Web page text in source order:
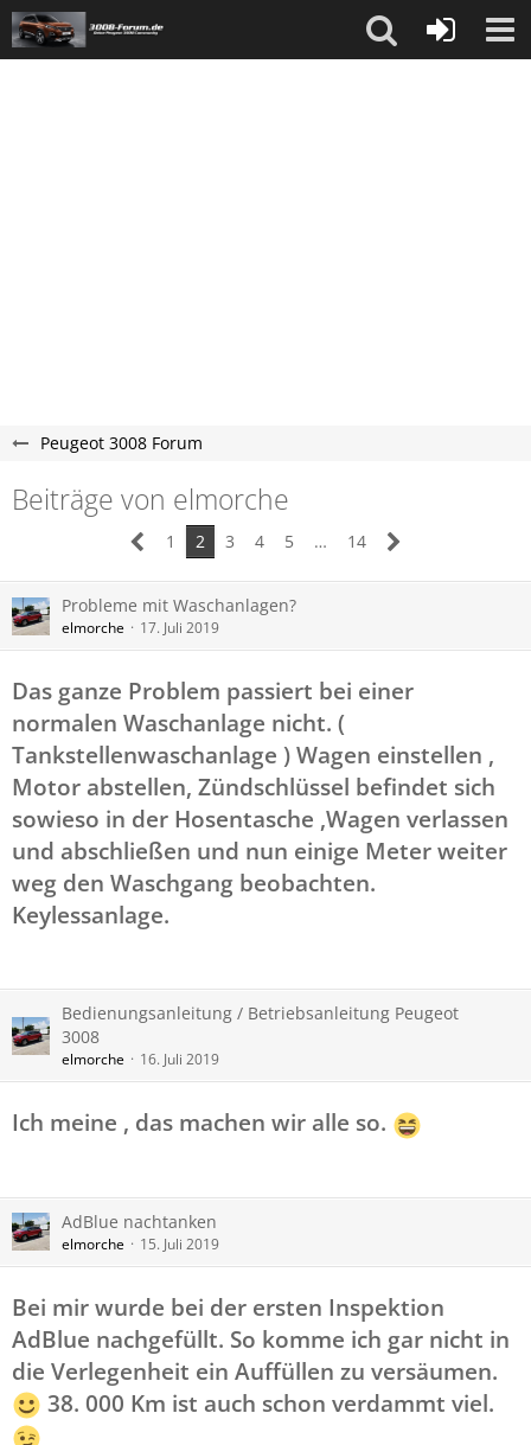
Peugeot 3008 Forum
Beiträge von elmorche
1 2 3 4 5 … 14
Probleme mit Waschanlagen?
elmorche 17. Juli 2019
Das ganze Problem passiert bei einer
normalen Waschanlage nicht. (
Tankstellenwaschanlage ) Wagen einstellen ,
Motor abstellen, Zündschlüssel befindet sich
sowieso in der Hosentasche ,Wagen verlassen
und abschließen und nun einige Meter weiter
weg den Waschgang beobachten.
Keylessanlage.
Bedienungsanleitung / Betriebsanleitung Peugeot
3008
elmorche 16. Juli 2019
Ich meine , das machen wir alle so.
AdBlue nachtanken
elmorche 15. Juli 2019
Bei mir wurde bei der ersten Inspektion
AdBlue nachgefüllt. So komme ich gar nicht in
die Verlegenheit ein Auffüllen zu versäumen.
38. 000 Km ist auch schon verdammt viel.